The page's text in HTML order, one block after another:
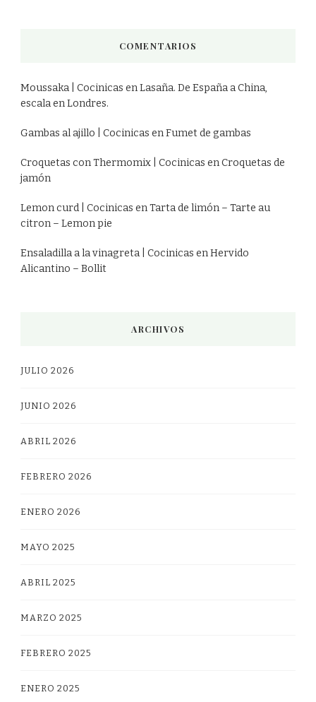
COMENTARIOS
Moussaka | Cocinicas enLasaña. De España a China,
escala en Londres.
Gambas al ajillo | Cocinicas enFumet de gambas
Croquetas con Thermomix | Cocinicas enCroquetas de
jamón
Lemon curd | Cocinicas enTarta de limón – Tarte au
citron – Lemon pie
Ensaladilla a la vinagreta | Cocinicas enHervido
Alicantino – Bollit
ARCHIVOS
JULIO 2026
JUNIO 2026
ABRIL 2026
FEBRERO 2026
ENERO 2026
MAYO 2025
ABRIL 2025
MARZO 2025
FEBRERO 2025
ENERO 2025